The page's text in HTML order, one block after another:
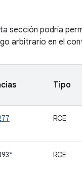
sección podría
arbitrario en el
Tipo
RCE
* RCE